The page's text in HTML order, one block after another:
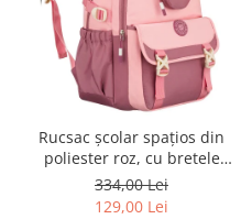
Rucsac școlar spațios din
poliester roz, cu bretele
reglabile - Peterson PTR-
PTN 8610-1327 PINK
334,00 Lei
129,00 Lei